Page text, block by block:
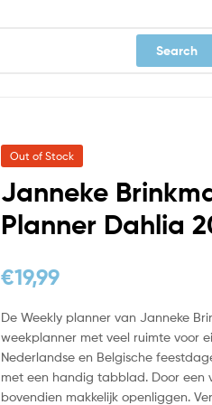
Search
Out of Stock
Janneke
Planner Dahlia
€19,99
De Weekly planner van Janneke
weekplanner met veel ruimte voor
Nederlandse en Belgische
met een handig tabblad. Door
bovendien makkelijk openliggen.